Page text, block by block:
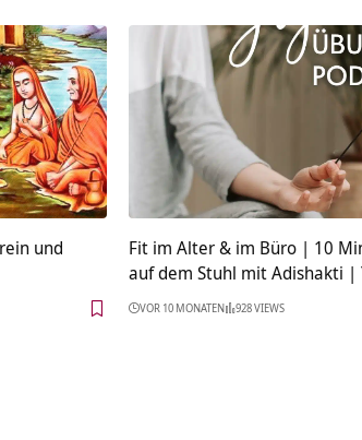
und
Fit im Alter & im Büro | 10
auf dem Stuhl mit Adishakti |
VOR 10 MONATEN 928 VIEWS